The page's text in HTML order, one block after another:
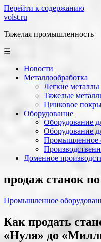
Перейти к содержанию
volst.ru
Тяжелая промышленность
☰
Новости
Металлообработка
Легкие металлы
Тяжелые
Цинковое
Оборудование
Оборудование
Оборудование
Промышленное
Доменное
продаж станок
Промышленное
Как продать
«Нуля» до